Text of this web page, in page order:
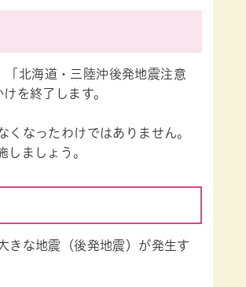
北海道・三陸沖後発地震注意
を終了します。
なったわけではありません。
ましょう。
きな地震（後発地震）が発生す